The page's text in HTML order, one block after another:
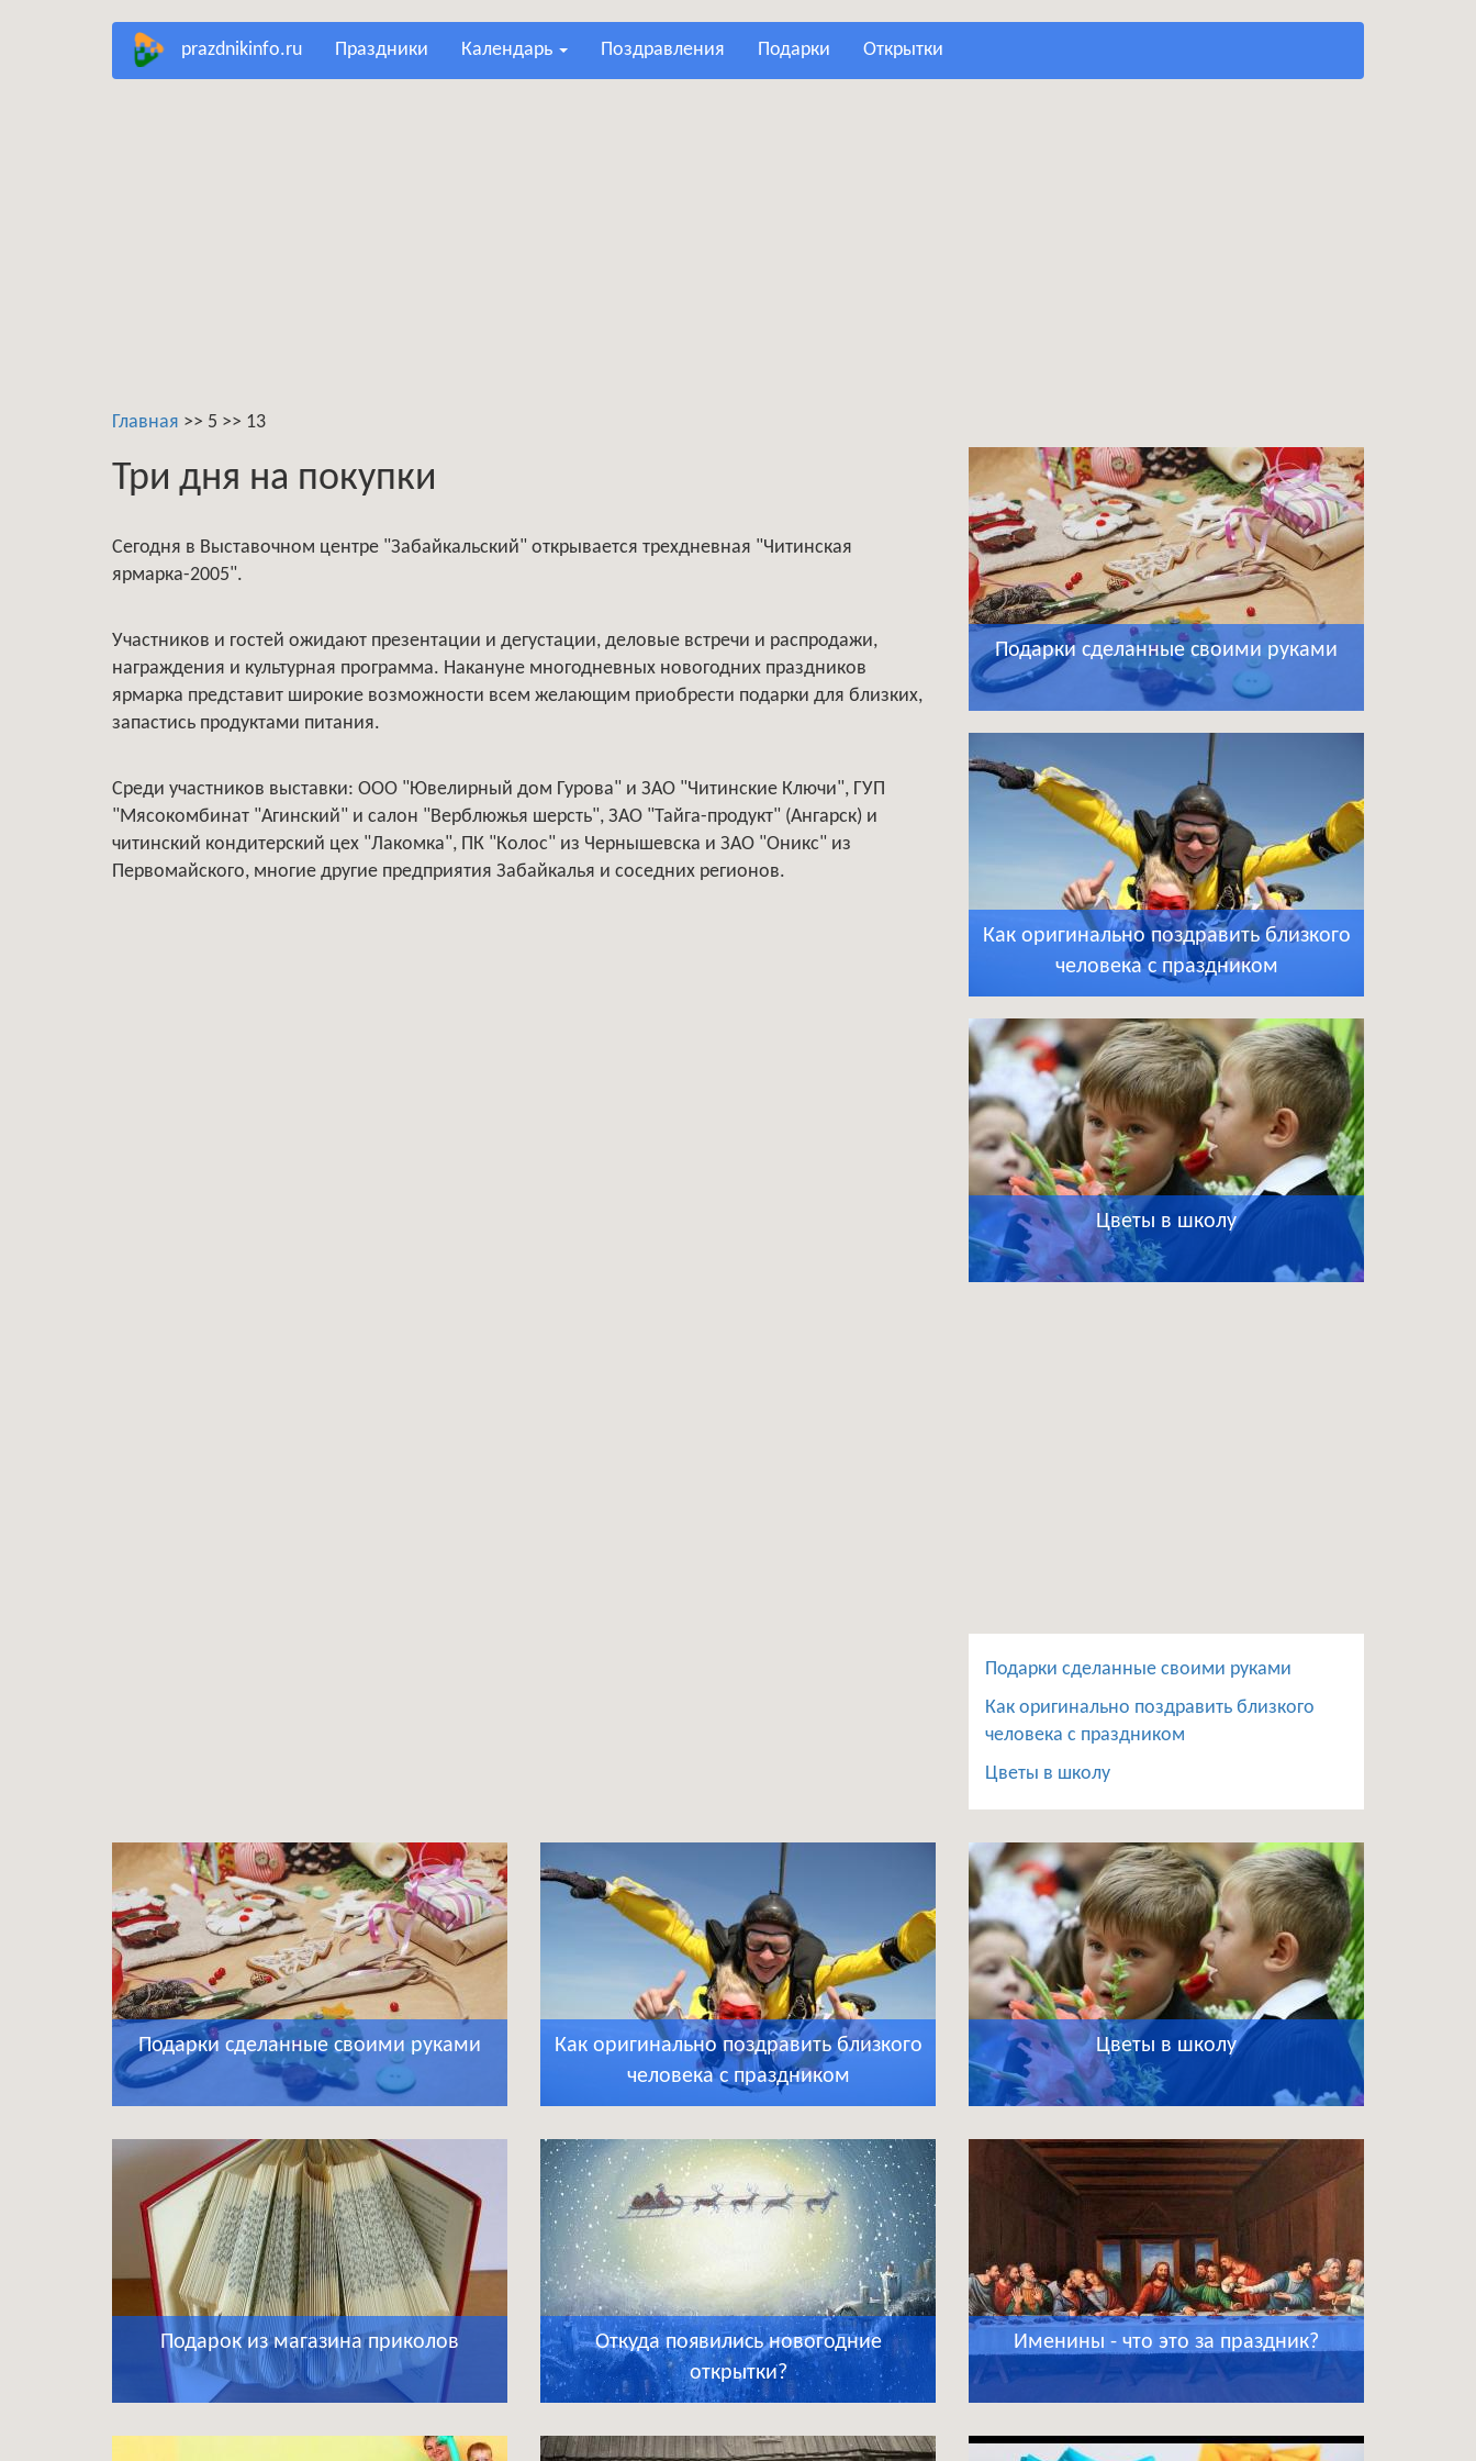
prazdnikinfo.ru праздники календарь поздравления подарки открытки
Главная >> 5 >> 13
Три дня на покупки
Сегодня в Выставочном центре "Забайкальский" открывается трехдневная "Читинская
ярмарка-2005".
Участников и гостей ожидают презентации и дегустации, деловые встречи и распродажи,
награждения и культурная программа. Накануне многодневных новогодних праздников
ярмарка представит широкие возможности всем желающим приобрести подарки для близких,
запастись продуктами питания.
Среди участников выставки: ООО "Ювелирный дом Гурова" и ЗАО "Читинские Ключи", ГУП
"Мясокомбинат "Агинский" и салон "Верблюжья шерсть", ЗАО "Тайга-продукт" (Ангарск) и
читинский кондитерский цех "Лакомка", ПК "Колос" из Чернышевска и ЗАО "Оникс" из
Первомайского, многие другие предприятия Забайкалья и соседних регионов.
Подарки сделанные своими руками
Как оригинально поздравить близкого
человека с праздником
Цветы в школу
Подарки сделанные своими руками
Как оригинально поздравить близкого
человека с праздником
Цветы в школу
Подарки сделанные своими руками
Как оригинально поздравить близкого
человека с праздником
Цветы в школу
Подарок из магазина приколов
Откуда появились новогодние
открытки?
Именины - что это за праздник?